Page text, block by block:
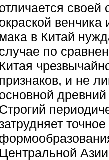
отличается
окраской
мака в Китай
случае по
Китая
признаков, и не
основной
Строгий
Центральной Азии